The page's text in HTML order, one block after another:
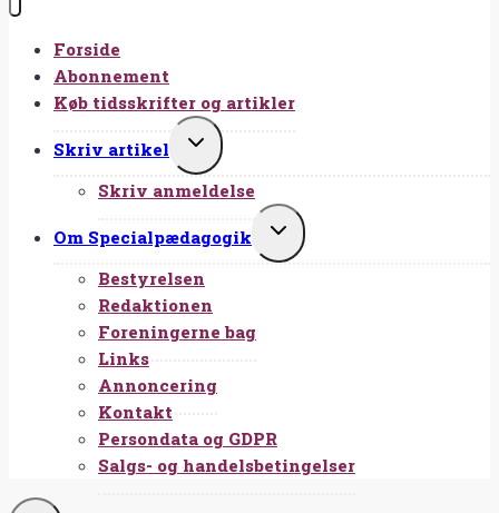
Forside
Abonnement
Køb tidsskrifter og artikler
Skriv artikel
SKIFT
UNDERMENU
Skriv anmeldelse
Om Specialpædagogik
SKIFT
UNDERMENU
Bestyrelsen
Redaktionen
Foreningerne bag
Links
Annoncering
Kontakt
Persondata og GDPR
Salgs- og handelsbetingelser